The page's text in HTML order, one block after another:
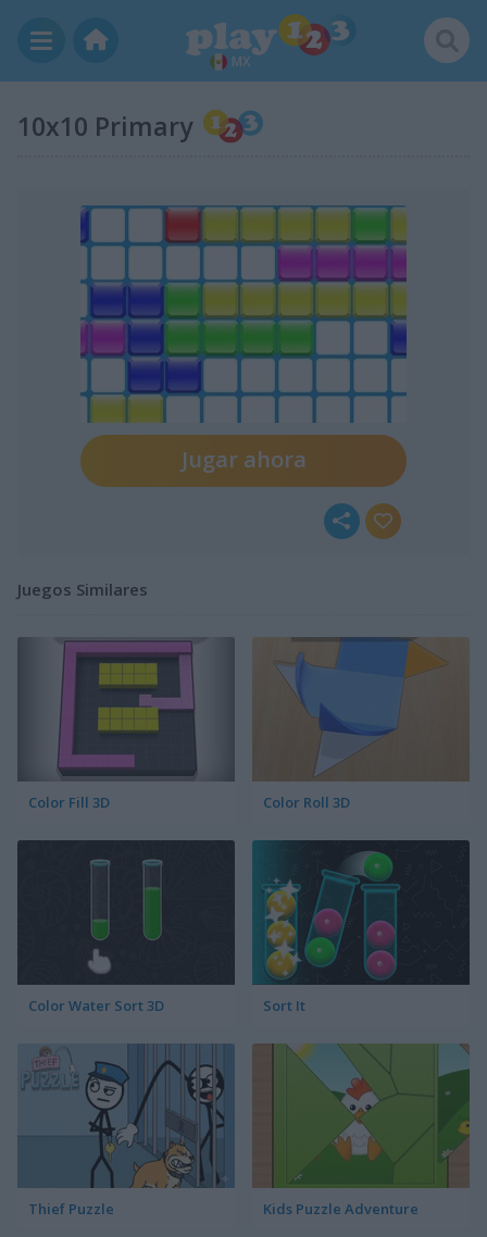
MX
10x10 Primary
Jugar ahora
Juegos Similares
Color Fill 3D Color Roll 3D
Color Water Sort 3D Sort It
Thief Puzzle Kids Puzzle Adventure